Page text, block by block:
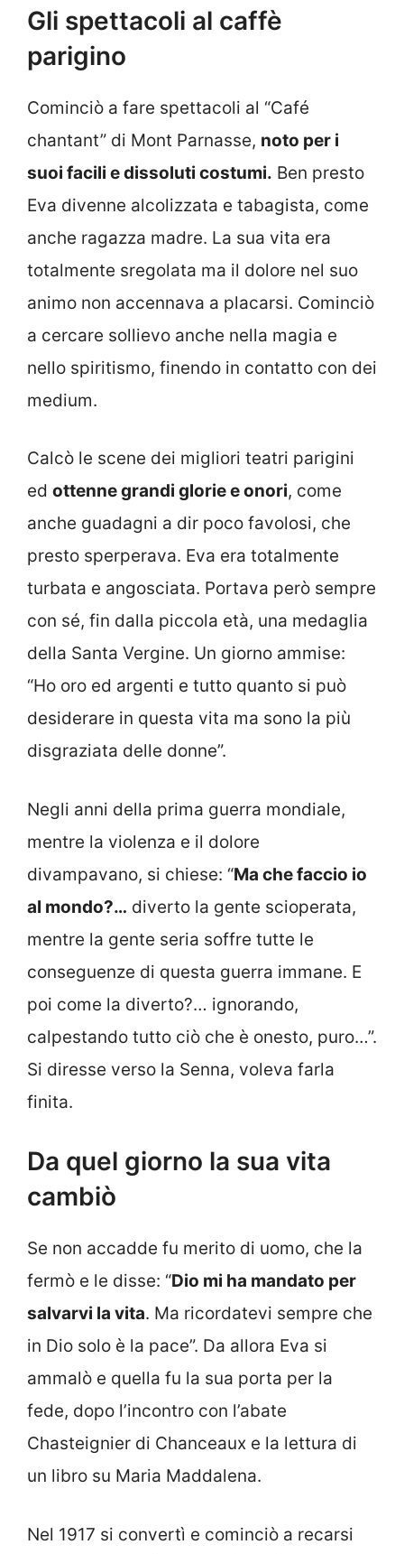
Gli spettacoli al caffè
parigino
Cominciò a fare spettacoli al “Café
chantant” di Mont Parnasse, noto per i
suoi facili e dissoluti costumi. Ben presto
Eva divenne alcolizzata e tabagista, come
anche ragazza madre. La sua vita era
totalmente sregolata ma il dolore nel suo
animo non accennava a placarsi. Cominciò
a cercare sollievo anche nella magia e
nello spiritismo, finendo in contatto con dei
medium.
Calcò le scene dei migliori teatri parigini
ed ottenne grandi glorie e onori, come
anche guadagni a dir poco favolosi, che
presto sperperava. Eva era totalmente
turbata e angosciata. Portava però sempre
con sé, fin dalla piccola età, una medaglia
della Santa Vergine. Un giorno ammise:
“Ho oro ed argenti e tutto quanto si può
desiderare in questa vita ma sono la più
disgraziata delle donne”.
Negli anni della prima guerra mondiale,
mentre la violenza e il dolore
divampavano, si chiese: “Ma che faccio io
al mondo?… diverto la gente scioperata,
mentre la gente seria soffre tutte le
conseguenze di questa guerra immane. E
poi come la diverto?… ignorando,
calpestando tutto ciò che è onesto, puro…”.
Si diresse verso la Senna, voleva farla
finita.
Da quel giorno la sua vita
cambiò
Se non accadde fu merito di uomo, che la
fermò e le disse: “Dio mi ha mandato per
salvarvi la vita. Ma ricordatevi sempre che
in Dio solo è la pace”. Da allora Eva si
ammalò e quella fu la sua porta per la
fede, dopo l’incontro con l’abate
Chasteignier di Chanceaux e la lettura di
un libro su Maria Maddalena.
Nel 1917 si convertì e cominciò a recarsi